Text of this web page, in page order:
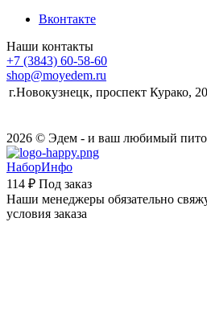
Вконтакте
Наши контакты
+7 (3843) 60-58-60
shop@moyedem.ru
г.Новокузнецк, проспект Курако, 20
2026 © Эдем - и ваш любимый
НаборИнфо
114 ₽ Под заказ
Наши менеджеры обязательно
условия заказа